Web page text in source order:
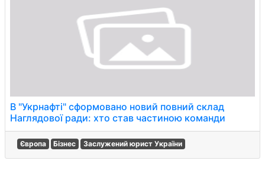
В "Укрнафті" сформовано новий повний склад
Наглядової ради: хто став частиною команди
Європа Бізнес Заслужений юрист України